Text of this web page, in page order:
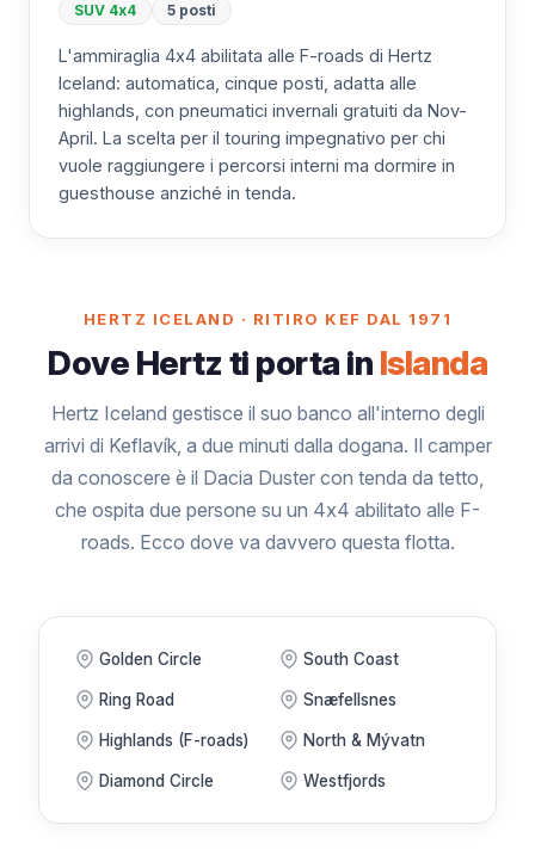
SUV 4x4 5 posti
L'ammiraglia 4x4 abilitata alle F-roads di Hertz
Iceland: automatica, cinque posti, adatta alle
highlands, con pneumatici invernali gratuiti da Nov-
April. La scelta per il touring impegnativo per chi
vuole raggiungere i percorsi interni ma dormire in
guesthouse anziché in tenda.
HERTZ ICELAND · RITIRO KEF DAL 1971
Dove Hertz ti porta in Islanda
Hertz Iceland gestisce il suo banco all'interno degli
arrivi di Keflavík, a due minuti dalla dogana. Il camper
da conoscere è il Dacia Duster con tenda da tetto,
che ospita due persone su un 4x4 abilitato alle F-
roads. Ecco dove va davvero questa flotta.
Golden Circle South Coast
Ring Road Snæfellsnes
Highlands (F-roads) North & Mývatn
Diamond Circle Westfjords